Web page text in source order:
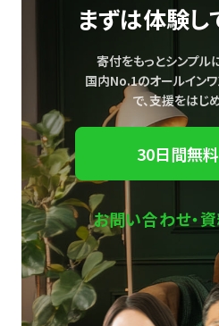
まずは体験し
寄付をもっとシンプル
国内No.1のオールイン
で、支援をはじめ
30日間無
お問い合わせ・